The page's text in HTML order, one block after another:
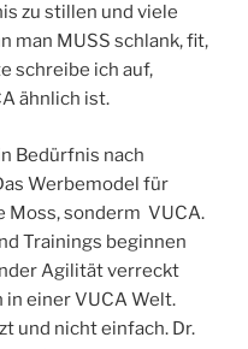
zu stillen und viele
man MUSS schlank, fit,
schreibe ich auf,
ähnlich ist.
Bedürfnis nach
Werbemodel für
Moss, sonderm VUCA.
Trainings beginnen
Agilität verreckt
in einer VUCA Welt.
und nicht einfach. Dr.